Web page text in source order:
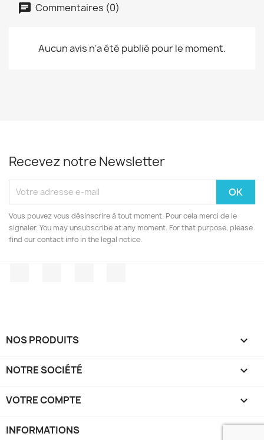
Commentaires (0)
Aucun avis n'a été publié pour le moment.
Recevez notre Newsletter
Vous pouvez vous désinscrire à tout moment. Pour cela merci de le
signaler. You may unsubscribe at any moment. For that purpose, please
find our contact info in the legal notice.
NOS PRODUITS 
NOTRE SOCIÉTÉ 
VOTRE COMPTE 
INFORMATIONS